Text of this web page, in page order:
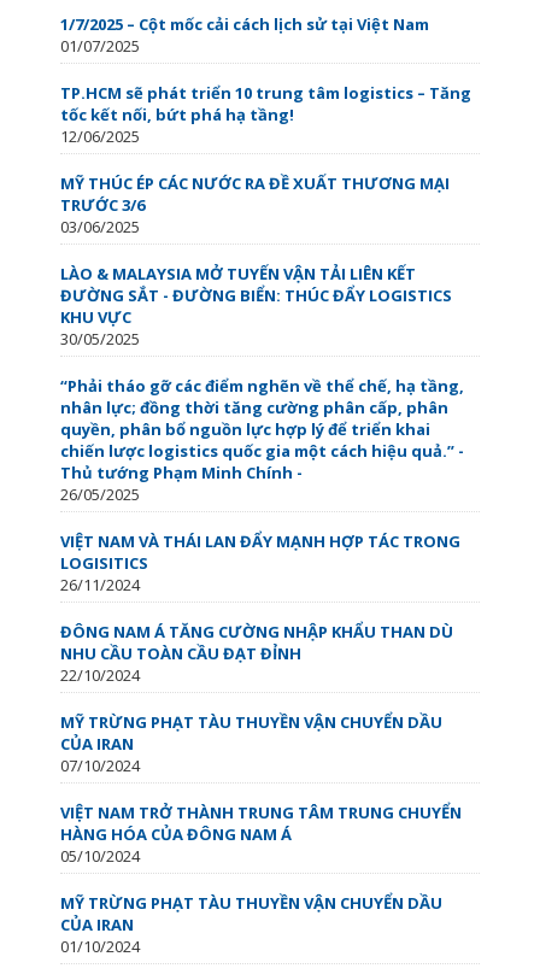
1/7/2025 – Cột mốc cải cách lịch sử tại Việt Nam
01/07/2025
TP.HCM sẽ phát triển 10 trung tâm logistics – Tăng
tốc kết nối, bứt phá hạ tầng!
12/06/2025
MỸ THÚC ÉP CÁC NƯỚC RA ĐỀ XUẤT THƯƠNG MẠI
TRƯỚC 3/6
03/06/2025
LÀO & MALAYSIA MỞ TUYẾN VẬN TẢI LIÊN KẾT
ĐƯỜNG SẮT - ĐƯỜNG BIỂN: THÚC ĐẨY LOGISTICS
KHU VỰC
30/05/2025
“Phải tháo gỡ các điểm nghẽn về thể chế, hạ tầng,
nhân lực; đồng thời tăng cường phân cấp, phân
quyền, phân bổ nguồn lực hợp lý để triển khai
chiến lược logistics quốc gia một cách hiệu quả.” -
Thủ tướng Phạm Minh Chính -
26/05/2025
VIỆT NAM VÀ THÁI LAN ĐẨY MẠNH HỢP TÁC TRONG
LOGISITICS
26/11/2024
ĐÔNG NAM Á TĂNG CƯỜNG NHẬP KHẨU THAN DÙ
NHU CẦU TOÀN CẦU ĐẠT ĐỈNH
22/10/2024
MỸ TRỪNG PHẠT TÀU THUYỀN VẬN CHUYỂN DẦU
CỦA IRAN
07/10/2024
VIỆT NAM TRỞ THÀNH TRUNG TÂM TRUNG CHUYỂN
HÀNG HÓA CỦA ĐÔNG NAM Á
05/10/2024
MỸ TRỪNG PHẠT TÀU THUYỀN VẬN CHUYỂN DẦU
CỦA IRAN
01/10/2024